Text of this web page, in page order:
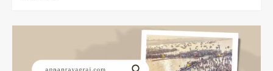
प्रयागराज
बिना